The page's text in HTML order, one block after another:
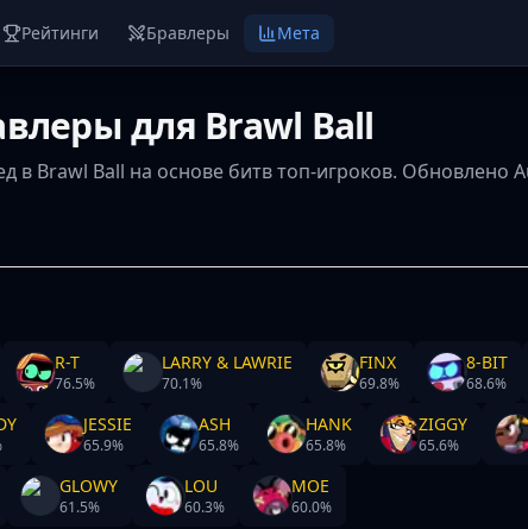
Рейтинги Бравлеры Мета
для Brawl Ball
в Brawl Ball на основе битв топ-игроков. Обновлено
R-T
76.5%
LARRY & LAWRIE
70.1%
FINX
69.8%
8-BIT
68.6%
JESSIE
65.9%
ASH
65.8%
HANK
65.8%
ZIGGY
65.6%
GLOWY
61.5%
LOU
60.3%
MOE
60.0%